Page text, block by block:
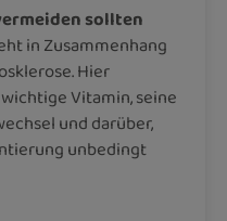
sollten
in Zusammenhang
Hier
Vitamin, seine
und darüber,
unbedingt